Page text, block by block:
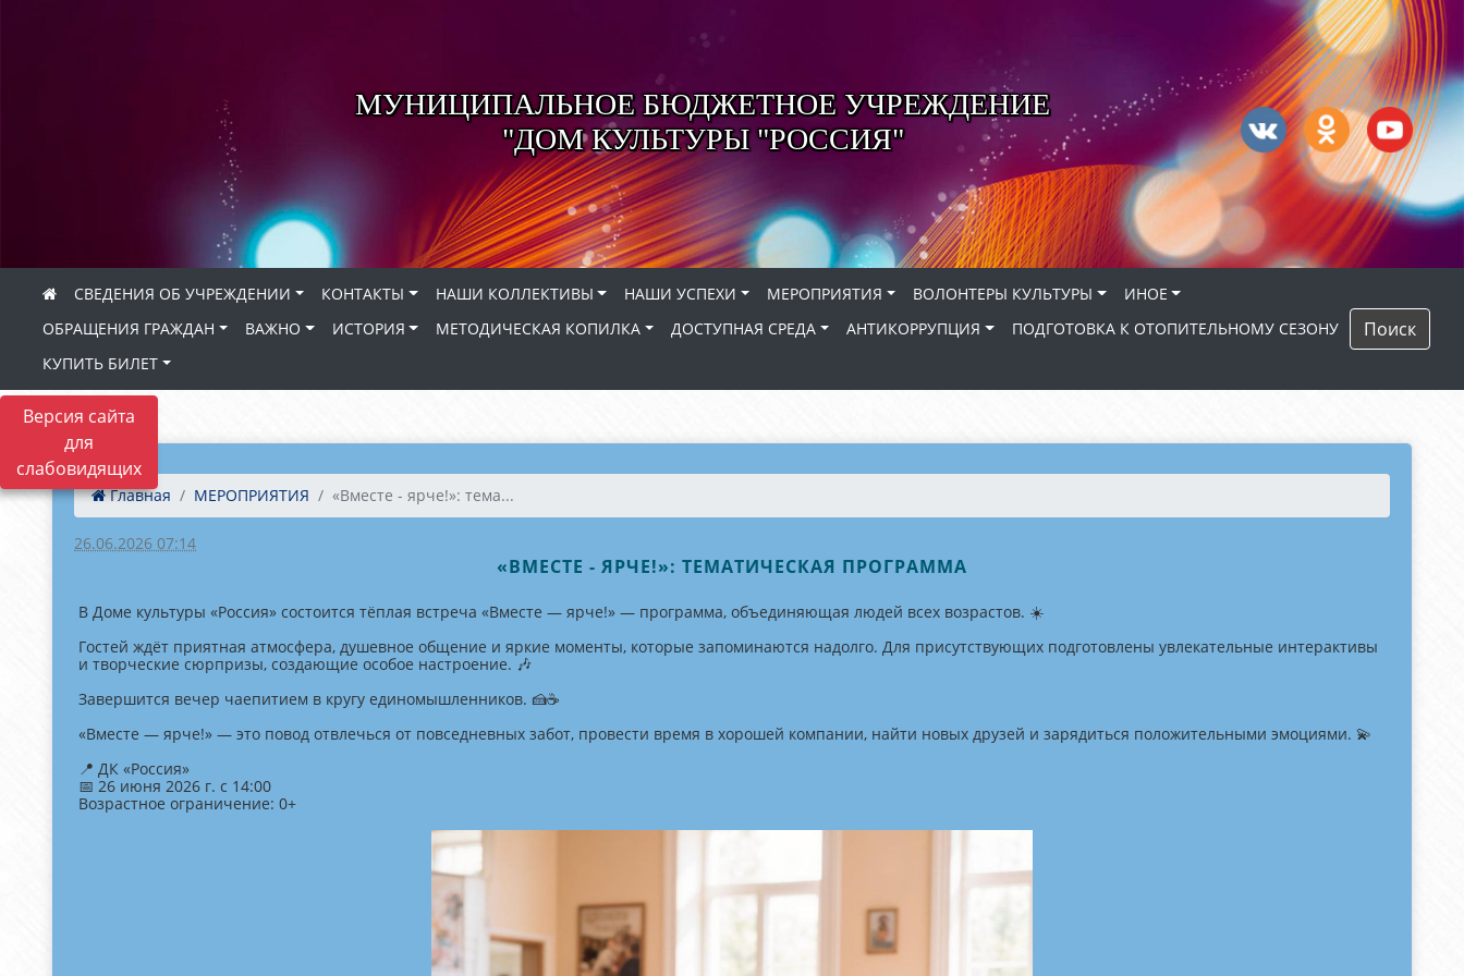
Версия сайта
для
слабовидящих
МУНИЦИПАЛЬНОЕ БЮДЖЕТНОЕ УЧРЕЖДЕНИЕ
"ДОМ КУЛЬТУРЫ "РОССИЯ"
СВЕДЕНИЯ ОБ УЧРЕЖДЕНИИ КОНТАКТЫ НАШИ КОЛЛЕКТИВЫ НАШИ УСПЕХИ МЕРОПРИЯТИЯ ВОЛОНТЕРЫ КУЛЬТУРЫ
ИНОЕ
ОБРАЩЕНИЯ ГРАЖДАН
ВАЖНО ИСТОРИЯ МЕТОДИЧЕСКАЯ КОПИЛКА ДОСТУПНАЯ СРЕДА АНТИКОРРУПЦИЯ
ПОДГОТОВКА К ОТОПИТЕЛЬНОМУ СЕЗОНУ
КУПИТЬ БИЛЕТ
Поиск
Главная МЕРОПРИЯТИЯ «Вместе - ярче!»: тема...
26.06.2026 07:14
«ВМЕСТЕ - ЯРЧЕ!»: ТЕМАТИЧЕСКАЯ ПРОГРАММА
В Доме культуры «Россия» состоится тёплая встреча «Вместе — ярче!» — программа, объединяющая людей всех возрастов. ☀️
Гостей ждёт приятная атмосфера, душевное общение и яркие моменты, которые запоминаются надолго. Для присутствующих подготовлены увлекательные интерактивы
и творческие сюрпризы, создающие особое настроение. 🎶
Завершится вечер чаепитием в кругу единомышленников. 🍰☕
«Вместе — ярче!» — это повод отвлечься от повседневных забот, провести время в хорошей компании, найти новых друзей и зарядиться положительными эмоциями. 💫
📍 ДК «Россия»
📅 26 июня 2026 г. с 14:00
Возрастное ограничение: 0+